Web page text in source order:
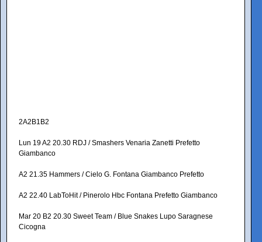
2A2B1B2
Lun 19 A2 20.30 RDJ / Smashers Venaria Zanetti Prefetto
Giambanco
A2 21.35 Hammers / Cielo G. Fontana Giambanco Prefetto
A2 22.40 LabToHit / Pinerolo Hbc Fontana Prefetto Giambanco
Mar 20 B2 20.30 Sweet Team / Blue Snakes Lupo Saragnese
Cicogna